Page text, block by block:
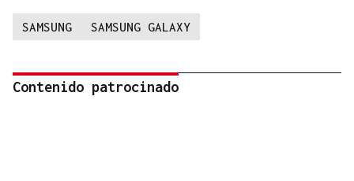
SAMSUNG SAMSUNG GALAXY
Contenido patrocinado